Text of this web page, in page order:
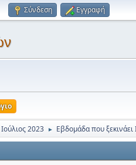
Σύνδεση Εγγραφή
Ιούλιος 2023 ► Εβδομάδα που ξεκινάει